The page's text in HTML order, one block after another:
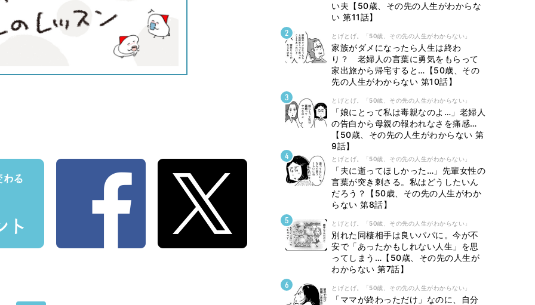
い夫【50歳、その先の人生がわからな
い 第11話】
とげとげ。「50歳、その先の人生がわからない」
家族がダメになったら人生は終わ
り？ 老婦人の言葉に勇気をもらって
家出旅から帰宅すると…【50歳、その
先の人生がわからない 第10話】
とげとげ。「50歳、その先の人生がわからない」
「娘にとって私は毒親なのよ…」老婦人
の告白から母親の報われなさを痛感…
【50歳、その先の人生がわからない 第
9話】
とげとげ。「50歳、その先の人生がわからない」
「夫に逝ってほしかった…」先輩女性の
言葉が突き刺さる。私はどうしたいん
だろう？【50歳、その先の人生がわか
らない 第8話】
とげとげ。「50歳、その先の人生がわからない」
別れた同棲相手は良いパパに。今が不
安で「あったかもしれない人生」を思
ってしまう…【50歳、その先の人生が
わからない 第7話】
とげとげ。「50歳、その先の人生がわからない」
「ママが終わっただけ」なのに、自分